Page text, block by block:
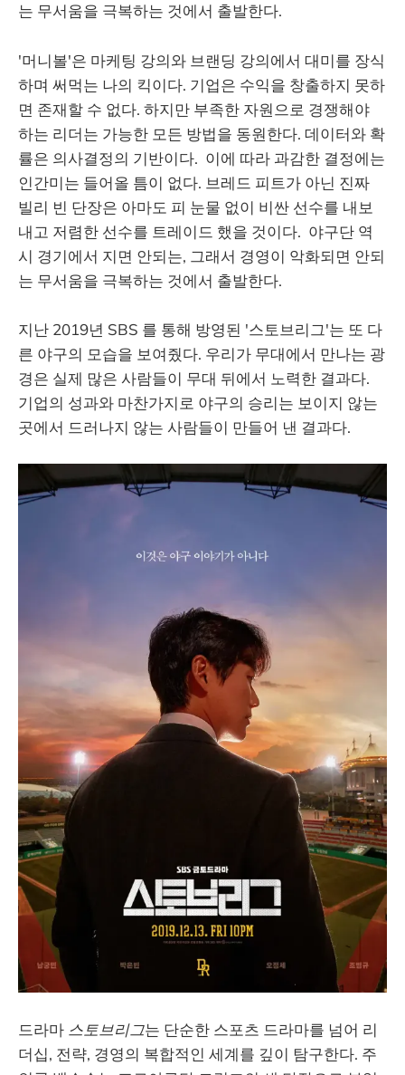
는 무서움을 극복하는 것에서 출발한다.
'머니볼'은 마케팅 강의와 브랜딩 강의에서 대미를 장식
하며 써먹는 나의 킥이다. 기업은 수익을 창출하지 못하
면 존재할 수 없다. 하지만 부족한 자원으로 경쟁해야
하는 리더는 가능한 모든 방법을 동원한다. 데이터와 확
률은 의사결정의 기반이다. 이에 따라 과감한 결정에는
인간미는 들어올 틈이 없다. 브레드 피트가 아닌 진짜
빌리 빈 단장은 아마도 피 눈물 없이 비싼 선수를 내보
내고 저렴한 선수를 트레이드 했을 것이다. 야구단 역
시 경기에서 지면 안되는, 그래서 경영이 악화되면 안되
는 무서움을 극복하는 것에서 출발한다.
지난 2019년 SBS 를 통해 방영된 '스토브리그'는 또 다
른 야구의 모습을 보여줬다. 우리가 무대에서 만나는 광
경은 실제 많은 사람들이 무대 뒤에서 노력한 결과다.
기업의 성과와 마찬가지로 야구의 승리는 보이지 않는
곳에서 드러나지 않는 사람들이 만들어 낸 결과다.
드라마 스토브리그는 단순한 스포츠 드라마를 넘어 리
더십, 전략, 경영의 복합적인 세계를 깊이 탐구한다. 주